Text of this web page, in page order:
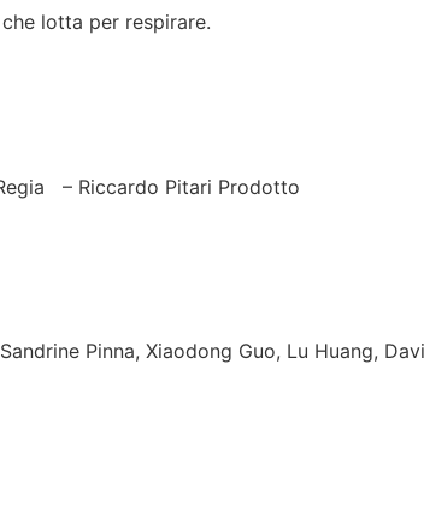
lotta per respirare.
– Riccardo Pitari Prodotto
Pinna, Xiaodong Guo, Lu Huang,